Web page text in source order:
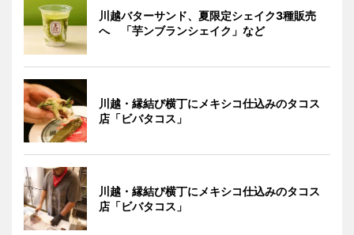
川越バターサンド、夏限定シェイク3種販売
へ 「芋ンブランシェイク」など
川越・縁結び横丁にメキシコ仕込みのタコス
店「ビバタコス」
川越・縁結び横丁にメキシコ仕込みのタコス
店「ビバタコス」